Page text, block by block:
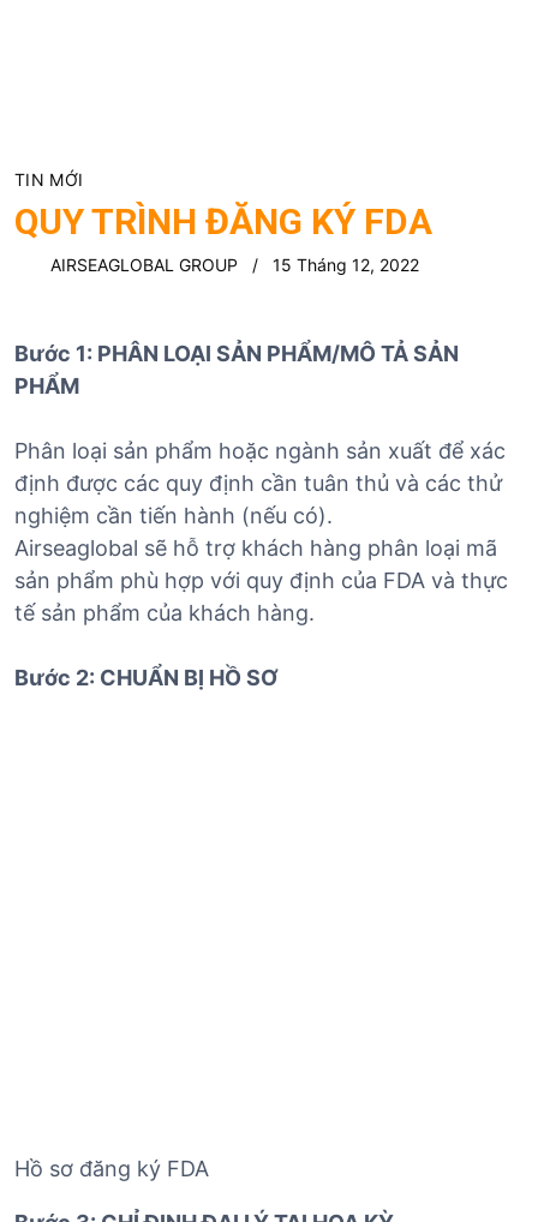
TIN MỚI
QUY TRÌNH ĐĂNG KÝ FDA
AIRSEAGLOBAL GROUP 15 Tháng 12, 2022
Bước 1: PHÂN LOẠI SẢN PHẨM/MÔ TẢ SẢN
PHẨM
Phân loại sản phẩm hoặc ngành sản xuất để xác
định được các quy định cần tuân thủ và các thử
nghiệm cần tiến hành (nếu có).
Airseaglobal sẽ hỗ trợ khách hàng phân loại mã
sản phẩm phù hợp với quy định của FDA và thực
tế sản phẩm của khách hàng.
Bước 2: CHUẨN BỊ HỒ SƠ
Hồ sơ đăng ký FDA